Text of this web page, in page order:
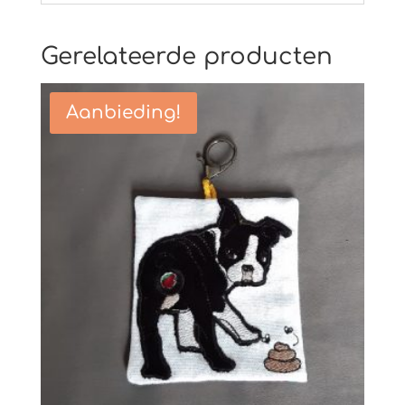
Gerelateerde producten
Aanbieding!